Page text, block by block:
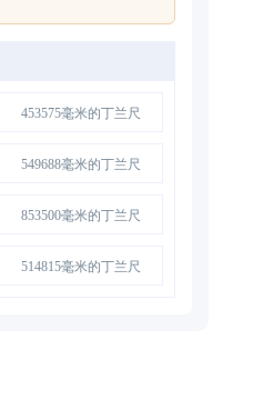
453575毫米的丁兰尺
549688毫米的丁兰尺
853500毫米的丁兰尺
514815毫米的丁兰尺